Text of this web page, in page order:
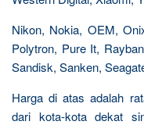
Nikon, Nokia, OEM,
Polytron, Pure It,
Sandisk, Sanken,
Harga di atas adalah
dari kota-kota dekat